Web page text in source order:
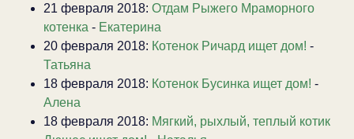
21 февраля 2018: Отдам Рыжего Мраморного
котенка - Екатерина
20 февраля 2018: Котенок Ричард ищет дом! -
Татьяна
18 февраля 2018: Котенок Бусинка ищет дом! -
Алена
18 февраля 2018: Мягкий, рыхлый, теплый котик